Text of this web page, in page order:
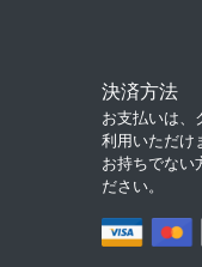
決済方法
お支払いは、
利用いただけ
お持ちでない
ださい。